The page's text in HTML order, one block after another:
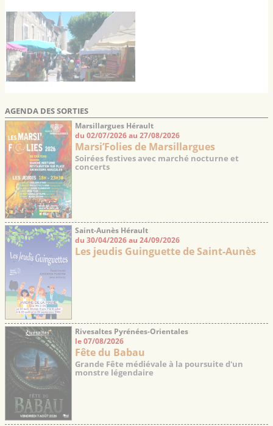
AGENDA DES SORTIES
Marsillargues Hérault
du 02/07/2026 au 27/08/2026
Marsi’Folies de Marsillargues
Soirées festives avec marché nocturne et
concerts
Saint-Aunès Hérault
du 30/04/2026 au 24/09/2026
Les jeudis Guinguette de Saint-Aunès
Rivesaltes Pyrénées-Orientales
le 07/08/2026
Fête du Babau
Grande Fête médiévale à la poursuite d'un
monstre légendaire